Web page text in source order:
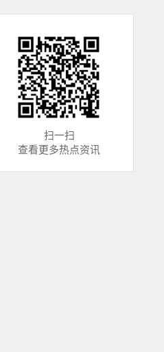
扫一扫
查看更多热点资讯